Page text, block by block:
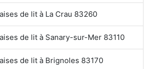
de lit à La Crau 83260
de lit à Sanary-sur-Mer 83110
de lit à Brignoles 83170